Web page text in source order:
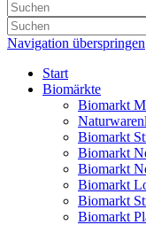
Navigation überspringen
Start
Biomärkte
Biomarkt
Biomarkt
Biomarkt
Biomarkt
Biomarkt
Biomarkt
Biomarkt